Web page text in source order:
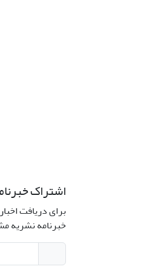
اشتراک
برای دریافت
خبرنامه نشریه